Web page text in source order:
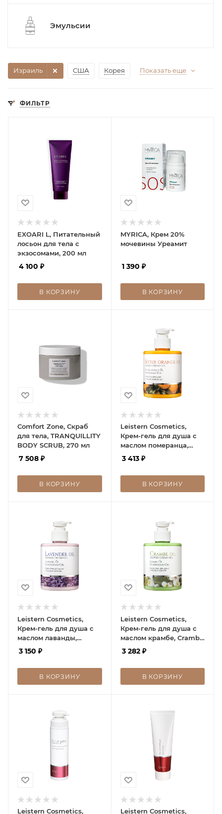
Эмульсии
Израиль США Корея Показать еще
ФИЛЬТР
EXOARI L, Питательный
лосьон для тела с
экзосомами, 200 мл
4 100 ₽
В КОРЗИНУ
MYRICA, Крем 20%
мочевины Уреамит
1 390 ₽
В КОРЗИНУ
Comfort Zone, Скраб
для тела, TRANQUILLITY
BODY SCRUB, 270 мл
7 508 ₽
В КОРЗИНУ
Leistern Cosmetics,
Крем-гель для душа с
маслом померанца,
Bitter orange oil shower
3 413₽
В КОРЗИНУ
Leistern Cosmetics,
Крем-гель для душа с
маслом лаванды,
Lavender oil shower
cream-gel
3 150 ₽
В КОРЗИНУ
Leistern Cosmetics,
Крем-гель для душа с
маслом крамбе, Crambe
oil shower cream-gel
3 282₽
В КОРЗИНУ
Leistern Cosmetics, Leistern Cosmetics,